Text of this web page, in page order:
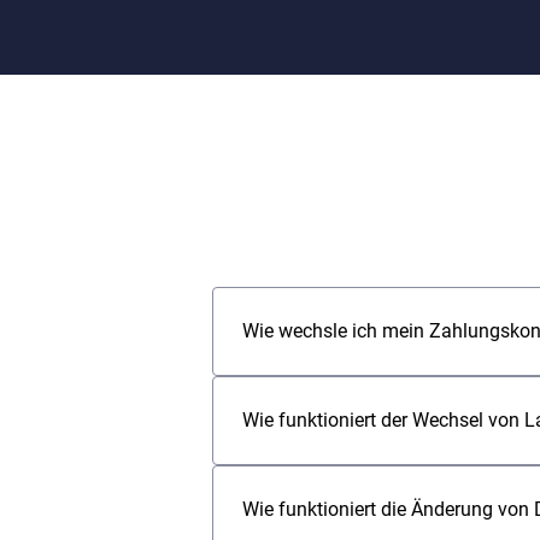
Wie wechsle ich mein
Mit dem Qwist
identifiziert haben und die
Bankkonto geschlossen werden
Wie funktioniert der Wechsel von
Bitte starte den Kontowechsel-
einloggst. (siehe auch „Wie
Lastschriftpartner aus dem
Wie funktioniert die Änderung von